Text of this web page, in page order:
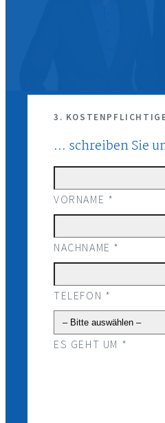
3.
... schreiben Sie
VORNAME *
NACHNAME *
TELEFON *
ES GEHT UM *